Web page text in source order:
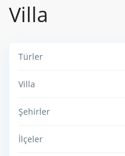
Villa
Türler
Villa
Şehirler
İlçeler